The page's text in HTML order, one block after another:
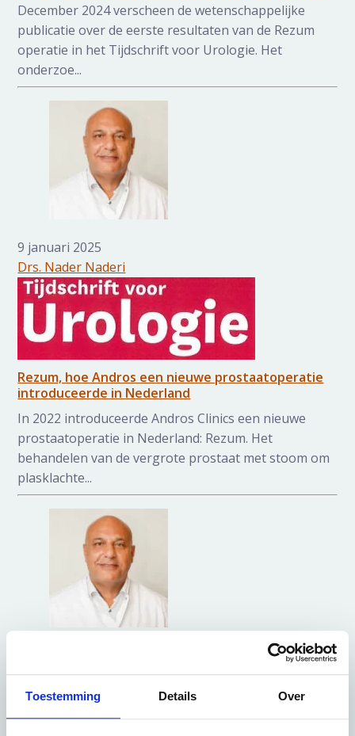
Toestemming Details Over
December 2024 verscheen de wetenschappelijke
publicatie over de eerste resultaten van de Rezum
operatie in het Tijdschrift voor Urologie. Het
onderzoe...
9 januari 2025
Drs. Nader Naderi
Rezum, hoe Andros een nieuwe prostaatoperatie
introduceerde in Nederland
In 2022 introduceerde Andros Clinics een nieuwe
prostaatoperatie in Nederland: Rezum. Het
behandelen van de vergrote prostaat met stoom om
plasklachte...
Drs. Nader Naderi
100e Rezum bij Andros Clinics!
Afgelopen maand ontving uroloog Nader Naderi een